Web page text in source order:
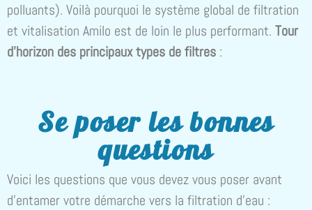
polluants). Voilà pourquoi le système global de filtration
et vitalisation Amilo est de loin le plus performant. Tour
d’horizon des principaux types de filtres :
Se poser les bonnes
questions
Voici les questions que vous devez vous poser avant
d’entamer votre démarche vers la filtration d’eau :